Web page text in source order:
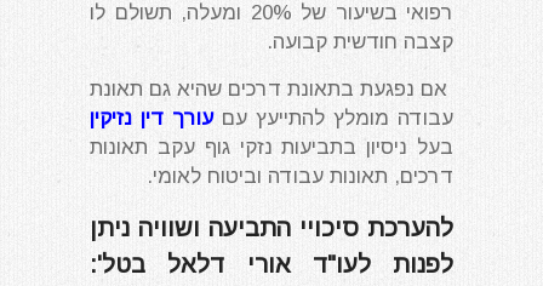
רפואי בשיעור של 20% ומעלה, תשולם לו
קצבה חודשית קבועה.
אם נפגעת בתאונת דרכים שהיא גם תאונת
עבודה מומלץ להתייעץ עםעורך דין נזיקין
בעל ניסיון בתביעות נזקי גוף עקב תאונות
דרכים, תאונות עבודה וביטוח לאומי.
להערכת סיכויי התביעה ושוויה ניתן
לפנות לעו"דאורי דלאל בטל':